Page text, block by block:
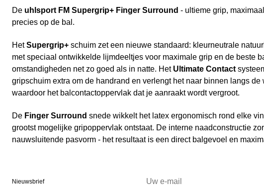
De uhlsport FM Supergrip+ Finger Surround - ultieme grip,
precies op de bal.
HetSupergrip+ schuim zet een nieuwe standaard: kleurneutrale
met speciaal ontwikkelde lijmdeeltjes voor maximale grip en de beste
omstandigheden net zo goed als in natte. Het Ultimate Contact
gripschuim extra om de handrand en verlengt het naar binnen langs de
waardoor het balcontactoppervlak dat je aanraakt wordt vergroot.
De Finger Surround snede wikkelt het latex ergonomisch rond elke
grootst mogelijke gripoppervlak ontstaat. De interne naadconstructie
nauwsluitende pasvorm - het resultaat is een direct balgevoel en
Nieuwsbrief